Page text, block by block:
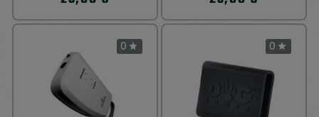
0  0 